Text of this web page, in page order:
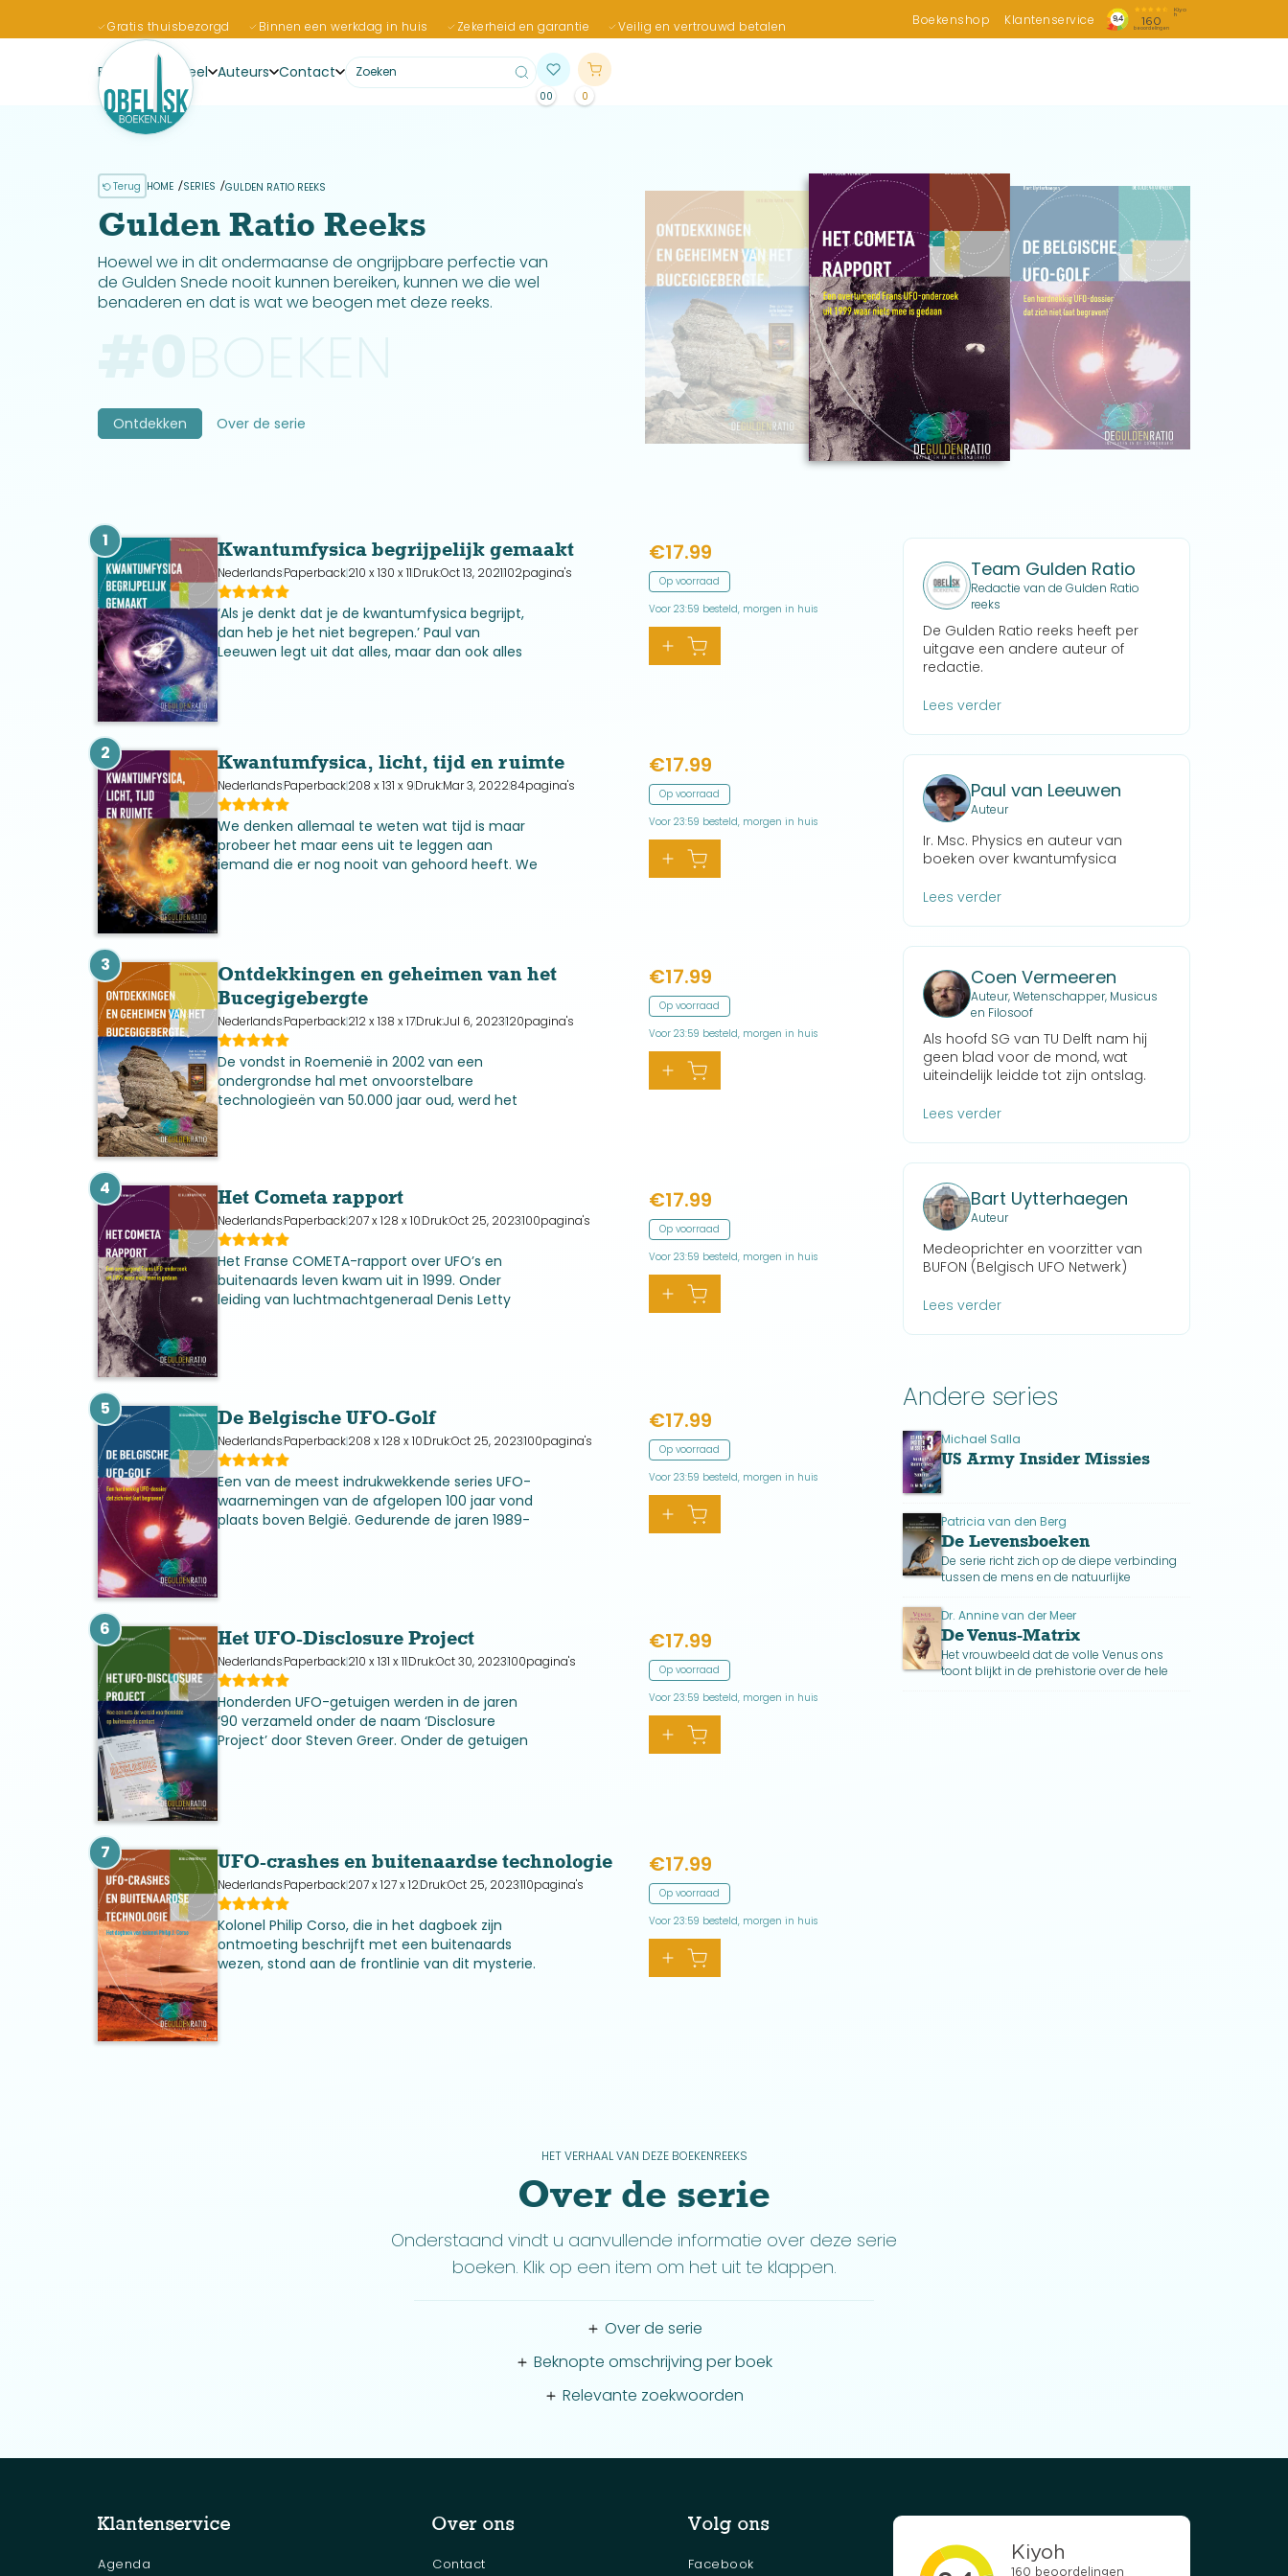
Gratis thuisbezorgd Binnen een werkdag in huis Zekerheid en garantie Veilig en vertrouwd betalen Boekenshop Klantenservice
Boeken Actueel Auteurs Contact
00 0
Terug HOME SERIES GULDEN RATIO REEKS
Gulden Ratio Reeks
Hoewel we in dit ondermaanse de ongrijpbare perfectie van
de Gulden Snede nooit kunnen bereiken, kunnen we die wel
benaderen en dat is wat we beogen met deze reeks.
Ontdekken Over de serie
1 Kwantumfysica begrijpelijk gemaakt
NederlandsPaperback210 x 130 x 11Druk:Oct 13, 2021102pagina's
‘Als je denkt dat je de kwantumfysica begrijpt,
dan heb je het niet begrepen.’ Paul van
Leeuwen legt uit dat alles, maar dan ook alles
€17.99
Op voorraad
Voor 23:59 besteld, morgen in huis
2 Kwantumfysica, licht, tijd en ruimte
NederlandsPaperback208 x 131 x 9Druk:Mar 3, 202284pagina's
We denken allemaal te weten wat tijd is maar
probeer het maar eens uit te leggen aan
iemand die er nog nooit van gehoord heeft. We
€17.99
Op voorraad
Voor 23:59 besteld, morgen in huis
3
Ontdekkingen en geheimen van het
Bucegigebergte
NederlandsPaperback212 x 138 x 17Druk:Jul 6, 2023120pagina's
De vondst in Roemenië in 2002 van een
ondergrondse hal met onvoorstelbare
technologieën van 50.000 jaar oud, werd het
€17.99
Op voorraad
Voor 23:59 besteld, morgen in huis
4 Het Cometa rapport
NederlandsPaperback207 x 128 x 10Druk:Oct 25, 2023100pagina's
Het Franse COMETA-rapport over UFO’s en
buitenaards leven kwam uit in 1999. Onder
leiding van luchtmachtgeneraal Denis Letty
€17.99
Op voorraad
Voor 23:59 besteld, morgen in huis
5 De Belgische UFO-Golf
NederlandsPaperback208 x 128 x 10Druk:Oct 25, 2023100pagina's
Een van de meest indrukwekkende series UFO-
waarnemingen van de afgelopen 100 jaar vond
plaats boven België. Gedurende de jaren 1989-
€17.99
Op voorraad
Voor 23:59 besteld, morgen in huis
6 Het UFO-Disclosure Project
NederlandsPaperback210 x 131 x 11Druk:Oct 30, 2023100pagina's
Honderden UFO-getuigen werden in de jaren
‘90 verzameld onder de naam ‘Disclosure
Project’ door Steven Greer. Onder de getuigen
€17.99
Op voorraad
Voor 23:59 besteld, morgen in huis
7 UFO-crashes en buitenaardse technologie
NederlandsPaperback207 x 127 x 12Druk:Oct 25, 2023110pagina's
Kolonel Philip Corso, die in het dagboek zijn
ontmoeting beschrijft met een buitenaards
wezen, stond aan de frontlinie van dit mysterie.
€17.99
Op voorraad
Voor 23:59 besteld, morgen in huis
Team Gulden Ratio
Redactie van de Gulden Ratio
reeks
De Gulden Ratio reeks heeft per
uitgave een andere auteur of
redactie.
Lees verder
Paul van Leeuwen
Auteur
Ir. Msc. Physics en auteur van
boeken over kwantumfysica
Lees verder
Coen Vermeeren
Auteur, Wetenschapper, Musicus
en Filosoof
Als hoofd SG van TU Delft nam hij
geen blad voor de mond, wat
uiteindelijk leidde tot zijn ontslag.
Lees verder
Bart Uytterhaegen
Auteur
Medeoprichter en voorzitter van
BUFON (Belgisch UFO Netwerk)
Lees verder
Andere series
Michael Salla
US Army Insider Missies
Patricia van den Berg
De Levensboeken
De serie richt zich op de diepe verbinding
tussen de mens en de natuurlijke
door de werking en betekenis van deze
wetten uit te leggen.
Dr. Annine van der Meer
De Venus-Matrix
Het vrouwbeeld dat de volle Venus ons
toont blijkt in de prehistorie over de hele
HET VERHAAL VAN DEZE BOEKENREEKS
Over de serie
Onderstaand vindt u aanvullende informatie over deze serie
boeken. Klik op een item om het uit te klappen.
Over de serie
Beknopte omschrijving per boek
Relevante zoekwoorden
Klantenservice
Agenda
Over ons
Contact
Volg ons
Facebook